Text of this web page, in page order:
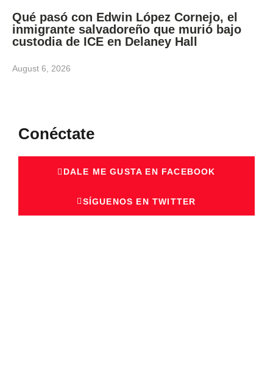
Qué pasó con Edwin López Cornejo, el
inmigrante salvadoreño que murió bajo
custodia de ICE en Delaney Hall
August 6, 2026
Conéctate
DALE ME GUSTA EN FACEBOOK
SÍGUENOS EN TWITTER